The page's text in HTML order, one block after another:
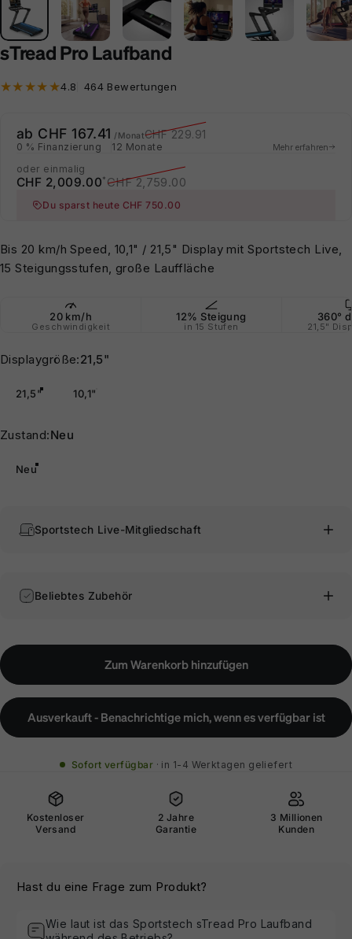
sTread Pro Laufband
4.8 464 Bewertungen
Verkaufspreis
ab CHF 167.41 /Monat
Normaler Preis CHF 229.91
0 % Finanzierung 12 Monate Mehr erfahren
oder einmalig
Verkaufspreis
CHF 2,009.00*
Normaler Preis CHF 2,759.00
Du sparst heute CHF 750.00
Bis 20 km/h Speed, 10,1" / 21,5" Display mit Sportstech Live,
15 Steigungsstufen, große Lauffläche
20 km/h
Geschwindigkeit
12% Steigung
in 15 Stufen
360°
21,5"
Displaygröße
Displaygröße:21,5"
21,5" 10,1"
Zustand
Zustand:Neu
Neu
Sportstech Live-Mitgliedschaft
Beliebtes Zubehör
Zum Warenkorb hinzufügen
Ausverkauft - Benachrichtige mich, wenn es verfügbar ist
Sofort verfügbar in 1-4 Werktagen geliefert
Kostenloser
Versand
2 Jahre
Garantie
3 Millionen
Kunden
Hast du eine Frage zum Produkt?
Wie laut ist das Sportstech sTread Pro Laufband